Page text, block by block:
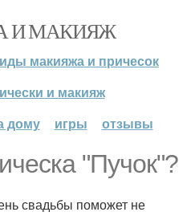
И МАКИЯЖ
макияжа и причесок
и макияж
дому
игры отзывы
"Пучок"?
свадьбы поможет не